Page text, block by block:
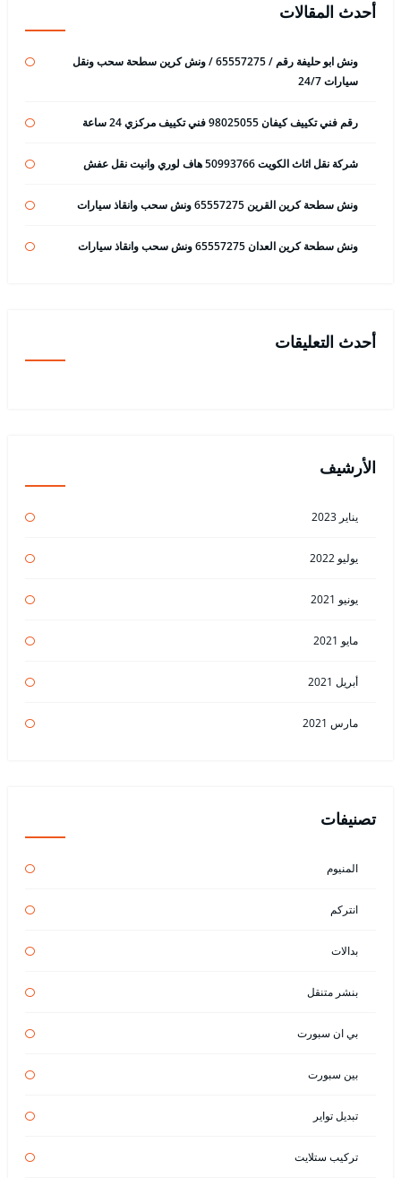
أحدث المقالات
ونش ابو حليفة رقم / 65557275 / ونش كرين سطحة سحب ونقل
سيارات 24/7
رقم فني تكييف كيفان 98025055 فني تكييف مركزي 24 ساعة
شركة نقل اثاث الكويت 50993766 هاف لوري وانيت نقل عفش
ونش سطحة كرين القرين 65557275 ونش سحب وانقاذ سيارات
ونش سطحة كرين العدان 65557275 ونش سحب وانقاذ سيارات
أحدث التعليقات
الأرشيف
يناير 2023
يوليو 2022
يونيو 2021
مايو 2021
أبريل 2021
مارس 2021
تصنيفات
المنيوم
انتركم
بدالات
بنشر متنقل
بي ان سبورت
بين سبورت
تبديل تواير
تركيب ستلايت